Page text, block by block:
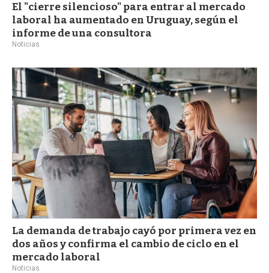
El "cierre silencioso" para entrar al mercado
laboral ha aumentado en Uruguay, según el
informe de una consultora
Noticias
La demanda de trabajo cayó por primera vez en
dos años y confirma el cambio de ciclo en el
mercado laboral
Noticias